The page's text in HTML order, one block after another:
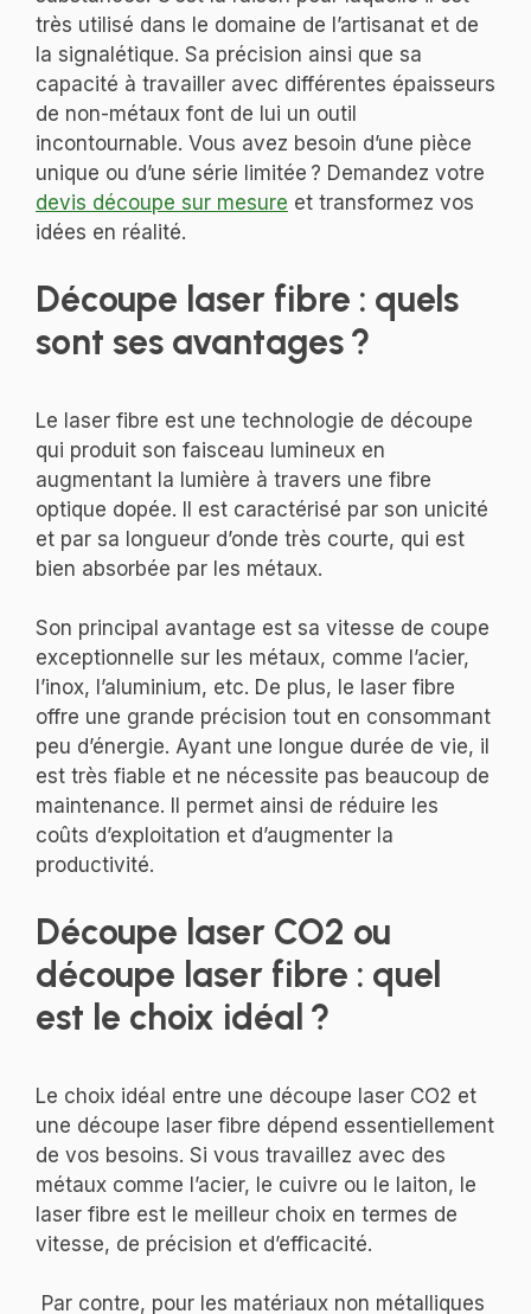
très utilisé dans le domaine de l’artisanat et de
la signalétique. Sa précision ainsi que sa
capacité à travailler avec différentes épaisseurs
de non-métaux font de lui un outil
incontournable. Vous avez besoin d’une pièce
unique ou d’une série limitée ? Demandez votre
devis découpe sur mesure et transformez vos
idées en réalité.
Découpe laser fibre : quels
sont ses avantages ?
Le laser fibre est une technologie de découpe
qui produit son faisceau lumineux en
augmentant la lumière à travers une fibre
optique dopée. Il est caractérisé par son unicité
et par sa longueur d’onde très courte, qui est
bien absorbée par les métaux.
Son principal avantage est sa vitesse de coupe
exceptionnelle sur les métaux, comme l’acier,
l’inox, l’aluminium, etc. De plus, le laser fibre
offre une grande précision tout en consommant
peu d’énergie. Ayant une longue durée de vie, il
est très fiable et ne nécessite pas beaucoup de
maintenance. Il permet ainsi de réduire les
coûts d’exploitation et d’augmenter la
productivité.
Découpe laser CO2 ou
découpe laser fibre : quel
est le choix idéal ?
Le choix idéal entre une découpe laser CO2 et
une découpe laser fibre dépend essentiellement
de vos besoins. Si vous travaillez avec des
métaux comme l’acier, le cuivre ou le laiton, le
laser fibre est le meilleur choix en termes de
vitesse, de précision et d’efficacité.
Par contre, pour les matériaux non métalliques